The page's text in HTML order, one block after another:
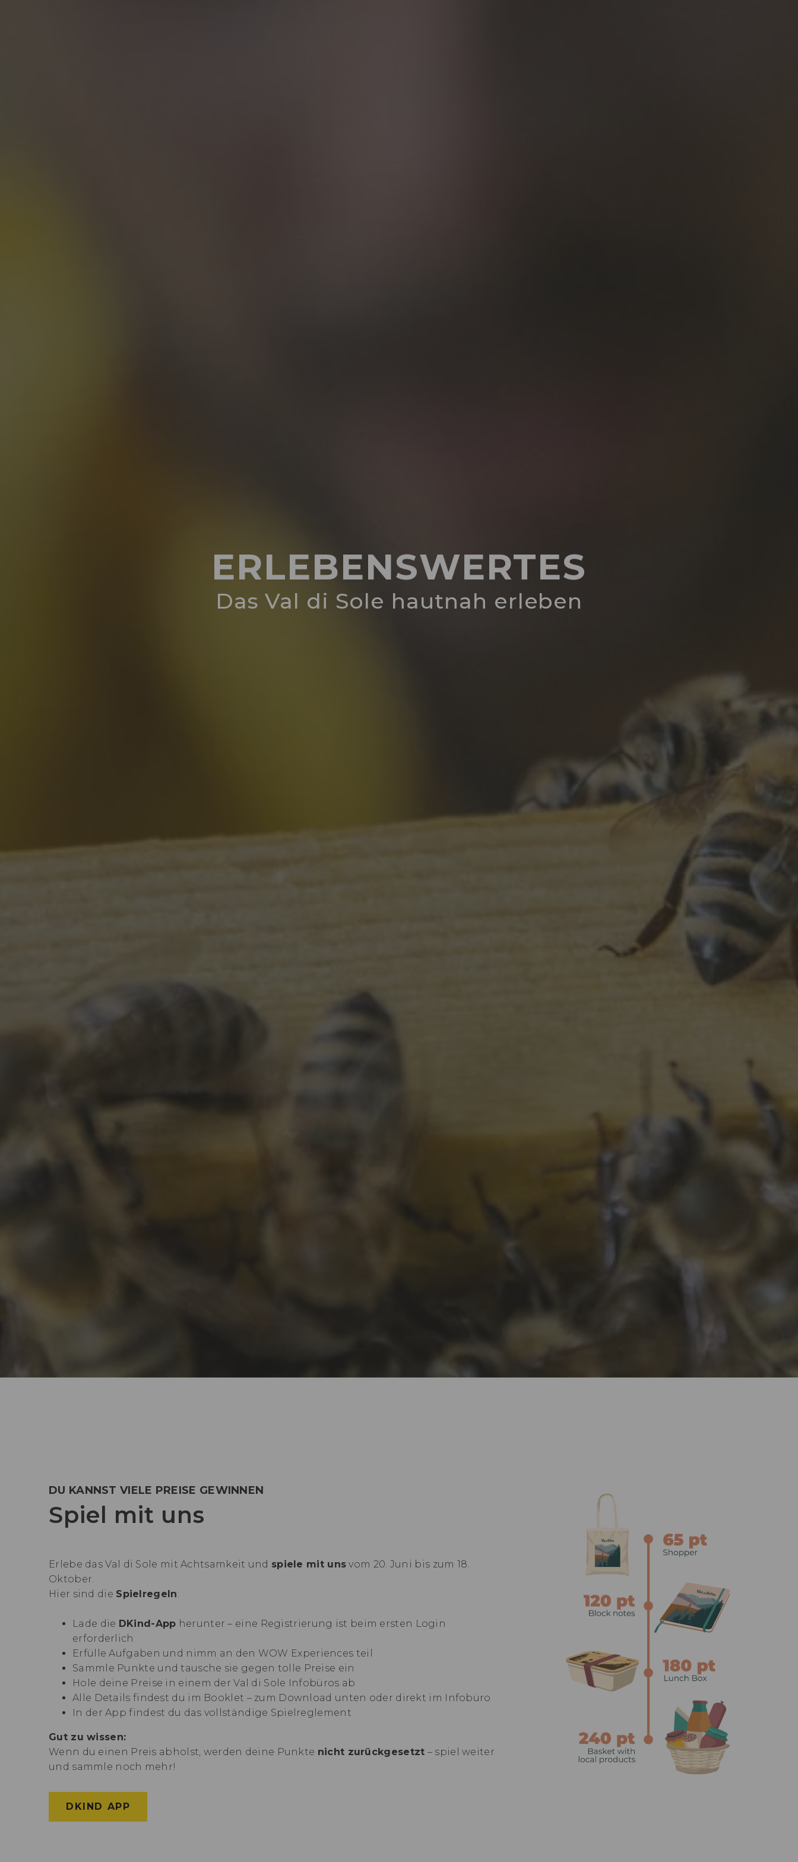
ERLEBENSWERTES
Das Val di Sole hautnah erleben
DU KANNST VIELE PREISE GEWINNEN
Spiel mit uns
Erlebe das Val di Sole mit Achtsamkeit und spiele mit uns vom 20. Juni bis zum 18.
Oktober.
Hier sind die Spielregeln:
Lade die DKind-App herunter – eine Registrierung ist beim ersten Login
erforderlich
Erfülle Aufgaben und nimm an den WOW Experiences teil
Sammle Punkte und tausche sie gegen tolle Preise ein
Hole deine Preise in einem der Val di Sole Infobüros ab
Alle Details findest du im Booklet – zum Download unten oder direkt im Infobüro
In der App findest du das vollständige Spielreglement
Gut zu wissen:
Wenn du einen Preis abholst, werden deine Punkte nicht zurückgesetzt – spiel weiter
und sammle noch mehr!
DKIND APP